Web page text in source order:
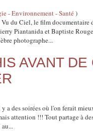
- Environnement - Santé)
du Ciel, le film
Piantanida et Baptiste
photographe...
AVANT
a des soirées où l'on ferait
attention !!! Tout partage à